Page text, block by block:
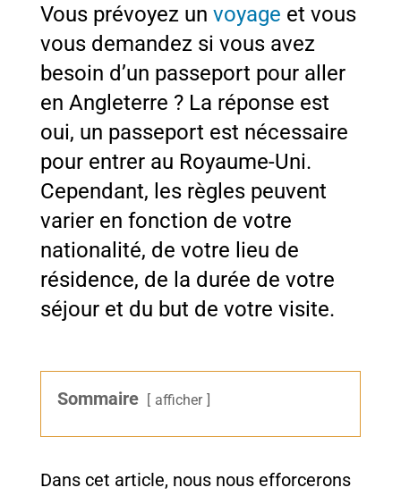
Vous prévoyez un voyage et vous
vous demandez si vous avez
besoin d’un passeport pour aller
en Angleterre ? La réponse est
oui, un passeport est nécessaire
pour entrer au Royaume-Uni.
Cependant, les règles peuvent
varier en fonction de votre
nationalité, de votre lieu de
résidence, de la durée de votre
séjour et du but de votre visite.
Sommaire afficher
Dans cet article, nous nous efforcerons